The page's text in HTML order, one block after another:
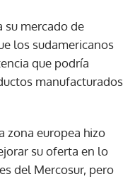
su mercado de
los sudamericanos
que podría
manufacturados
zona europea hizo
su oferta en lo
del Mercosur, pero